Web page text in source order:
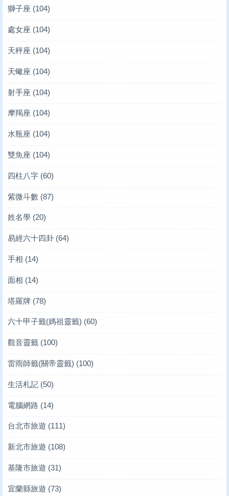
獅子座 (104)
處女座 (104)
天秤座 (104)
天蠍座 (104)
射手座 (104)
摩羯座 (104)
水瓶座 (104)
雙魚座 (104)
四柱八字 (60)
紫微斗數 (87)
姓名學 (20)
易經六十四卦 (64)
手相 (14)
面相 (14)
塔羅牌 (78)
六十甲子籤(媽祖靈籤) (60)
觀音靈籤 (100)
雷雨師籤(關帝靈籤) (100)
生活札記 (50)
電腦網路 (14)
台北市旅遊 (111)
新北市旅遊 (108)
基隆市旅遊 (31)
宜蘭縣旅遊 (73)